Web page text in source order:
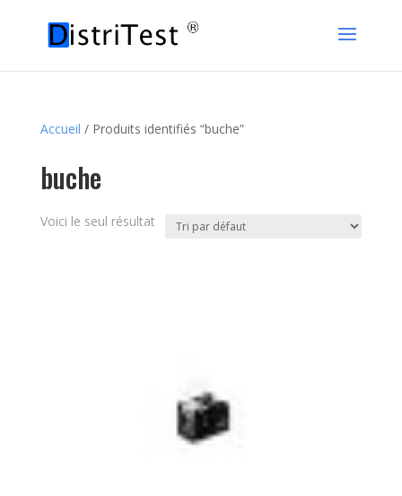
Accueil / Produits identifiés “buche”
buche
Voici le seul résultat